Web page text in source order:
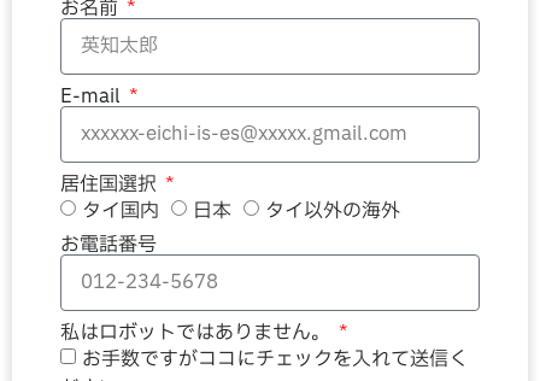
お名前
E-mail
居住国選択
タイ国内
日本
タイ以外の海外
お電話番号
私はロボットではありません。
お手数ですがココにチェックを入れて送信く